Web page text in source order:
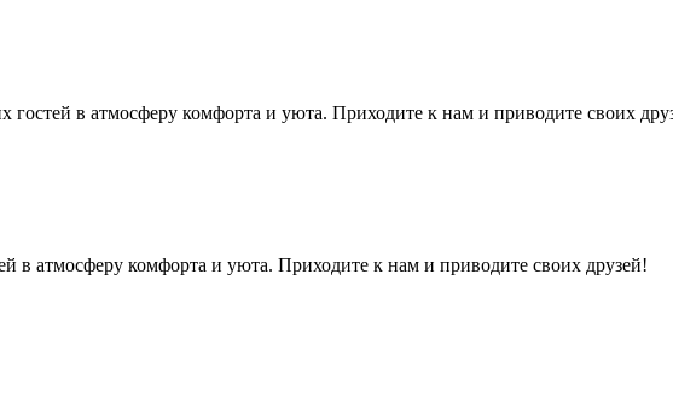
гостей в атмосферу комфорта и уюта. Приходите к нам и приводите своих
в атмосферу комфорта и уюта. Приходите к нам и приводите своих друзей!